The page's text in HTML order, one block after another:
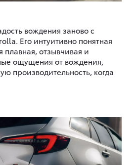
вождения заново с
Его интуитивно понятная
плавная, отзывчивая и
ощущения от вождения,
производительность, когда